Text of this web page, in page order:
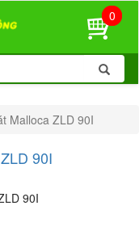
0
Malloca ZLD 90I
90I
90I